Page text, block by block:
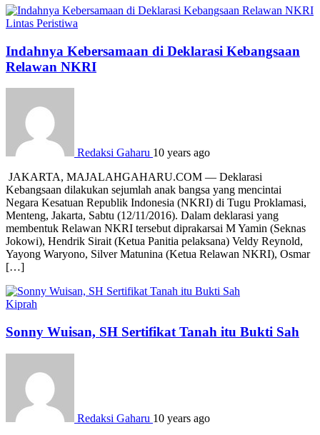
Lintas Peristiwa
Indahnya Kebersamaan di Deklarasi Kebangsaan
Relawan NKRI
Redaksi Gaharu 10 years ago
JAKARTA, MAJALAHGAHARU.COM — Deklarasi
Kebangsaan dilakukan sejumlah anak bangsa yang mencintai
Negara Kesatuan Republik Indonesia (NKRI) di Tugu Proklamasi,
Menteng, Jakarta, Sabtu (12/11/2016). Dalam deklarasi yang
membentuk Relawan NKRI tersebut diprakarsai M Yamin (Seknas
Jokowi), Hendrik Sirait (Ketua Panitia pelaksana) Veldy Reynold,
Yayong Waryono, Silver Matunina (Ketua Relawan NKRI), Osmar
[…]
Kiprah
Sonny Wuisan, SH Sertifikat Tanah itu Bukti Sah
Redaksi Gaharu 10 years ago